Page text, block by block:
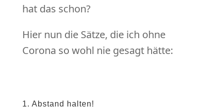
hat das schon?
Hier nun die Sätze, die ich ohne
Corona so wohl nie gesagt hätte:
1. Abstand halten!